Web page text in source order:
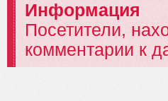
Информация
Посетители,
комментарии к